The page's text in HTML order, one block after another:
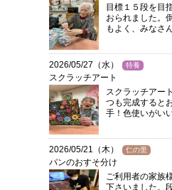
目標１５段を目
おられました。
もよく、みなさ
2026/05/27（水） 特養
スクラッチアート
スクラッチアー
つも完成すると
手！色使いがい
2026/05/21（木） 仁の里
パンのおすそ分け
ご利用者の家族
下さいました。